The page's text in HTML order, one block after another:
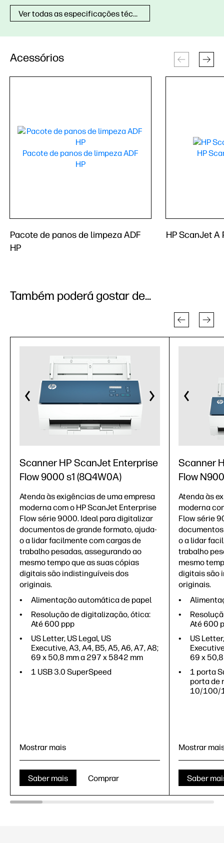
Ver todas as especificações técnicas
Acessórios
Pacote de panos de limpeza ADF
HP
HP ScanJet A
Também poderá gostar de...
Scanner HP ScanJet Enterprise
Flow 9000 s1 (8Q4W0A)
Atenda às exigências de uma empresa
moderna com o HP ScanJet Enterprise
Flow série 9000. Ideal para digitalizar
documentos de grande formato, ajuda-
o a lidar facilmente com cargas de
trabalho pesadas, assegurando ao
mesmo tempo que as suas cópias
digitais são indistinguíveis dos
originais.
Alimentação automática de papel
Resolução de digitalização, ótica:
Até 600 ppp
US Letter, US Legal, US
Executive, A3, A4, B5, A5, A6, A7, A8;
69 x 50,8 mm a 297 x 5842 mm
1 USB 3.0 SuperSpeed
Mostrar mais
Saber mais Comprar
Scanner
Flow
Atenda às
moderna
Flow série
o a lidar
trabalho
mesmo
digitais são
originais.
Até 600
US
69 x
1 porta
porta de
10/100/
Mostrar
Saber